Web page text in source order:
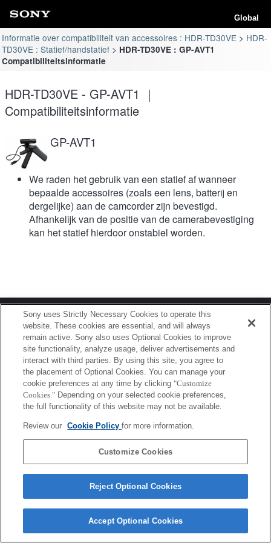
Global
Informatie over compatibiliteit van accessoires : HDR-TD30VE
HDR-
TD30VE : Statief/handstatief
HDR-TD30VE : GP-AVT1
Compatibiliteitsinformatie
HDR-TD30VE - GP-AVT1 ｜
Compatibiliteitsinformatie
GP-AVT1
We raden het gebruik van een statief af wanneer
bepaalde accessoires (zoals een lens, batterij en
dergelijke) aan de camcorder zijn bevestigd.
Afhankelijk van de positie van de camerabevestiging
kan het statief hierdoor onstabiel worden.
Terms of Use Contact Us
Copyright 2026 Sony Corporation
Sony uses Strictly Necessary Cookies to operate this
website. These cookies are essential, and will always
remain active. Sony also uses Optional Cookies to improve
site functionality, analyze usage, deliver advertisements and
interact with third parties. By using this site, you agree to
the placement of Optional Cookies. You can manage your
cookie preferences at any time by clicking "Customize
Cookies." Depending on your selected cookie preferences,
the full functionality of this website may not be available.
Review our Cookie Policyfor more information.
Customize Cookies
Reject Optional Cookies
Accept Optional Cookies